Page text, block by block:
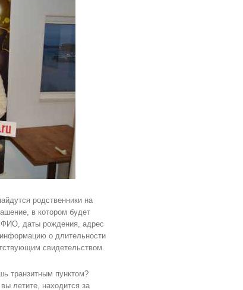
родственники на
в котором будет
даты рождения, адрес
о длительности
свидетельством.
транзитным пунктом?
летите, находится за